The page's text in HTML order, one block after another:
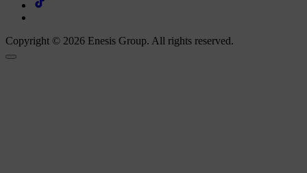
Copyright © 2026 Enesis Group. All rights reserved.